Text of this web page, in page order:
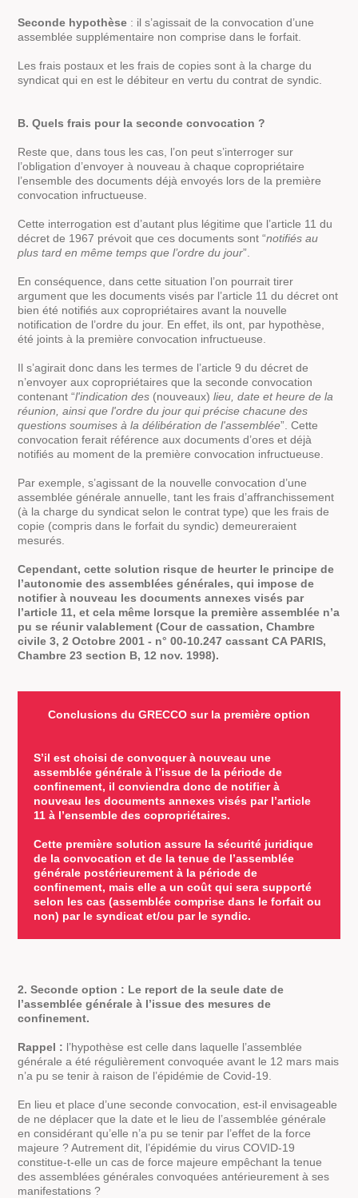
Seconde hypothèse : il s’agissait de la convocation d’une
assemblée supplémentaire non comprise dans le forfait.
Les frais postaux et les frais de copies sont à la charge du
syndicat qui en est le débiteur en vertu du contrat de syndic.
B. Quels frais pour la seconde convocation ?
Reste que, dans tous les cas, l’on peut s’interroger sur
l’obligation d’envoyer à nouveau à chaque copropriétaire
l’ensemble des documents déjà envoyés lors de la première
convocation infructueuse.
Cette interrogation est d’autant plus légitime que l’article 11 du
décret de 1967 prévoit que ces documents sont “notifiés au
plus tard en même temps que l’ordre du jour”.
En conséquence, dans cette situation l’on pourrait tirer
argument que les documents visés par l’article 11 du décret ont
bien été notifiés aux copropriétaires avant la nouvelle
notification de l’ordre du jour. En effet, ils ont, par hypothèse,
été joints à la première convocation infructueuse.
Il s’agirait donc dans les termes de l’article 9 du décret de
n’envoyer aux copropriétaires que la seconde convocation
contenant “l'indication des (nouveaux) lieu, date et heure de la
réunion, ainsi que l'ordre du jour qui précise chacune des
questions soumises à la délibération de l'assemblée”. Cette
convocation ferait référence aux documents d’ores et déjà
notifiés au moment de la première convocation infructueuse.
Par exemple, s’agissant de la nouvelle convocation d’une
assemblée générale annuelle, tant les frais d’affranchissement
(à la charge du syndicat selon le contrat type) que les frais de
copie (compris dans le forfait du syndic) demeureraient
mesurés.
Cependant, cette solution risque de heurter le principe de
l’autonomie des assemblées générales, qui impose de
notifier à nouveau les documents annexes visés par
l’article 11, et cela même lorsque la première assemblée n’a
pu se réunir valablement (Cour de cassation, Chambre
civile 3, 2 Octobre 2001 - n° 00-10.247 cassant CA PARIS,
Chambre 23 section B, 12 nov. 1998).
Conclusions du GRECCO sur la première option
S’il est choisi de convoquer à nouveau une
assemblée générale à l’issue de la période de
confinement, il conviendra donc de notifier à
nouveau les documents annexes visés par l’article
11 à l’ensemble des copropriétaires.
Cette première solution assure la sécurité juridique
de la convocation et de la tenue de l’assemblée
générale postérieurement à la période de
confinement, mais elle a un coût qui sera supporté
selon les cas (assemblée comprise dans le forfait ou
non) par le syndicat et/ou par le syndic.
2. Seconde option : Le report de la seule date de
l’assemblée générale à l’issue des mesures de
confinement.
Rappel : l’hypothèse est celle dans laquelle l’assemblée
générale a été régulièrement convoquée avant le 12 mars mais
n’a pu se tenir à raison de l’épidémie de Covid-19.
En lieu et place d’une seconde convocation, est-il envisageable
de ne déplacer que la date et le lieu de l’assemblée générale
en considérant qu’elle n’a pu se tenir par l’effet de la force
majeure ? Autrement dit, l’épidémie du virus COVID-19
constitue-t-elle un cas de force majeure empêchant la tenue
des assemblées générales convoquées antérieurement à ses
manifestations ?